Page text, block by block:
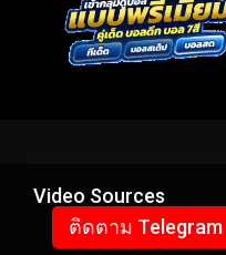
Video Sources
ติดตาม Telegram